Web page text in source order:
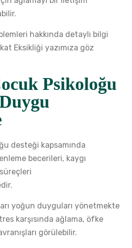
hakkında detaylı bilgi
Eksikliği yazımıza göz
Psikoloğu
desteği kapsamında
becerileri, kaygı
yoğun duyguları yönetmekte
karşısında ağlama, öfke
görülebilir.